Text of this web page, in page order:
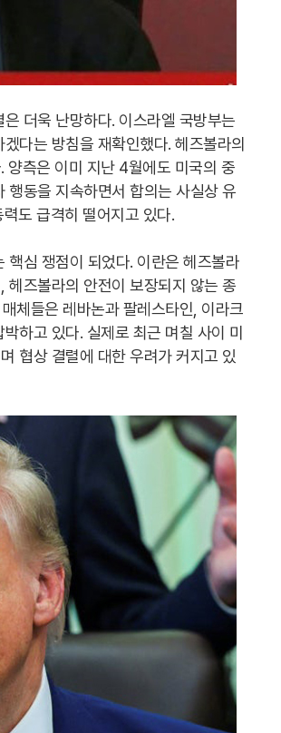
더욱 난망하다. 이스라엘 국방부는
다는 방침을 재확인했다. 헤즈볼라의
양측은 이미 지난 4월에도 미국의 중
행동을 지속하면서 합의는 사실상 유
도 급격히 떨어지고 있다.
핵심 쟁점이 되었다. 이란은 헤즈볼라
헤즈볼라의 안전이 보장되지 않는 종
체들은 레바논과 팔레스타인, 이라크
하고 있다. 실제로 최근 며칠 사이 미
협상 결렬에 대한 우려가 커지고 있